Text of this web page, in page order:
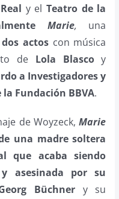
y el Teatro de la
Marie, una
actoscon música
de Lola Blascoy
a Investigadores y
la Fundación BBVA.
de Woyzeck,Marie
una madre soltera
que acaba siendo
asesinada por su
Büchnery su